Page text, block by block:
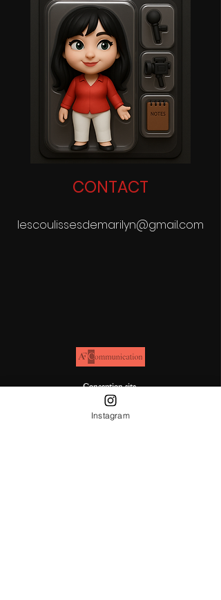
CONTACT
lescoulissesdemarilyn@gmail.com
Conception site
Instagram